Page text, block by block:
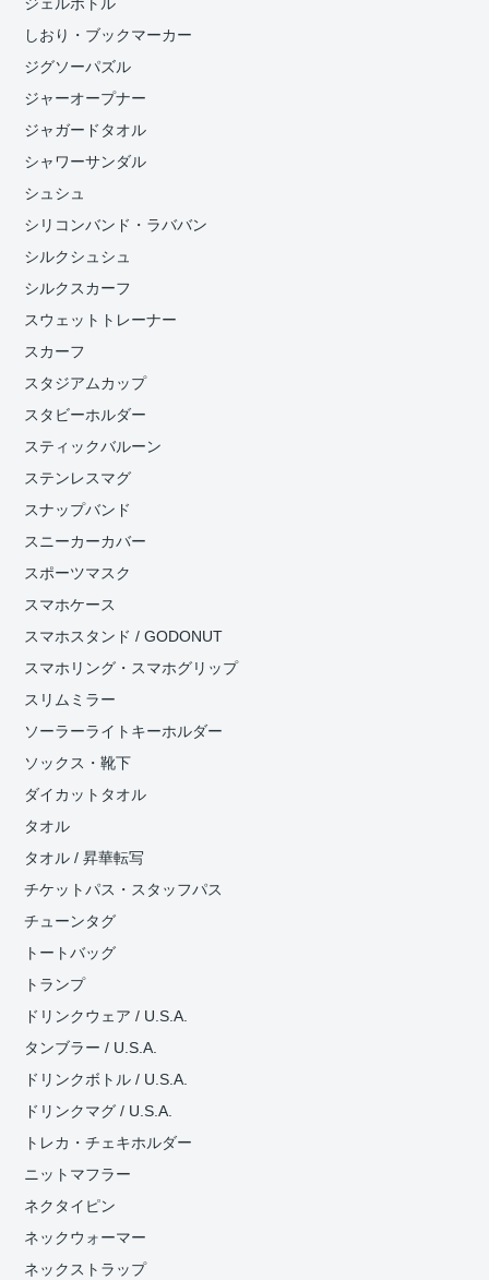
ジェルボトル
しおり・ブックマーカー
ジグソーパズル
ジャーオープナー
ジャガードタオル
シャワーサンダル
シュシュ
シリコンバンド・ラババン
シルクシュシュ
シルクスカーフ
スウェットトレーナー
スカーフ
スタジアムカップ
スタビーホルダー
スティックバルーン
ステンレスマグ
スナップバンド
スニーカーカバー
スポーツマスク
スマホケース
スマホスタンド / GODONUT
スマホリング・スマホグリップ
スリムミラー
ソーラーライトキーホルダー
ソックス・靴下
ダイカットタオル
タオル
タオル / 昇華転写
チケットパス・スタッフパス
チューンタグ
トートバッグ
トランプ
ドリンクウェア / U.S.A.
タンブラー / U.S.A.
ドリンクボトル / U.S.A.
ドリンクマグ / U.S.A.
トレカ・チェキホルダー
ニットマフラー
ネクタイピン
ネックウォーマー
ネックストラップ